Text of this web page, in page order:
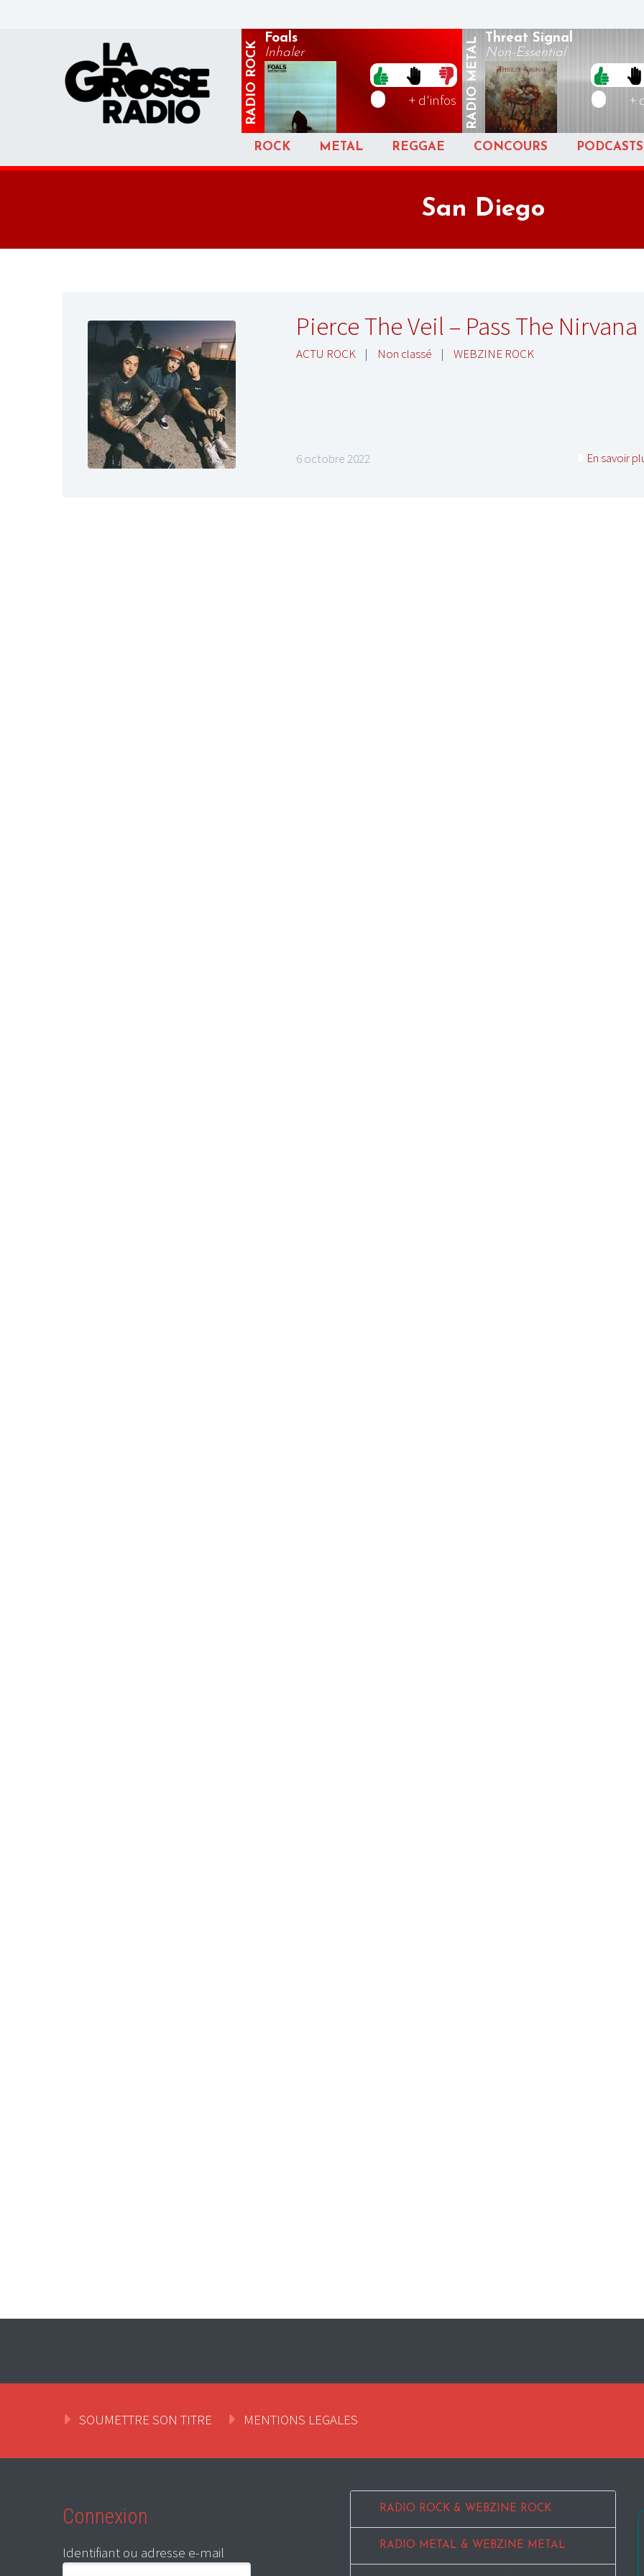
RADIO
ROCK
Foals
Inhaler
+ d'infos RADIO
METAL
Threat Signal
Non-Essential
+
ROCK METAL REGGAE CONCOURS PODCASTS
San Diego
Pierce The Veil – Pass The Nirvana
ACTU ROCK | Non classé | WEBZINE ROCK
6 octobre 2022 En savoir
SOUMETTRE SON TITRE MENTIONS LEGALES
Connexion
Identifiant ou adresse e-mail
RADIO ROCK & WEBZINE ROCK
RADIO METAL & WEBZINE METAL